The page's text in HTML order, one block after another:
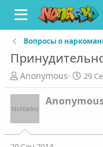
Вопросы о
А
в
т
о
р
т
е
Anonymous
Д
а
т
а
29